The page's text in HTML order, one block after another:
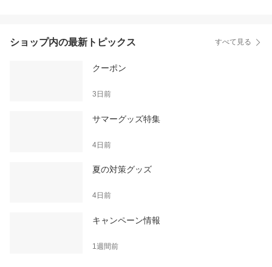
ショップ内の最新トピックス すべて見る
クーポン
3日前
サマーグッズ特集
4日前
夏の対策グッズ
4日前
キャンペーン情報
1週間前